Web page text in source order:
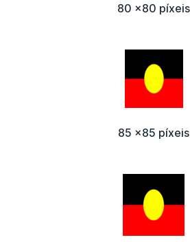
80 x80 píxeis
85 x85 píxeis